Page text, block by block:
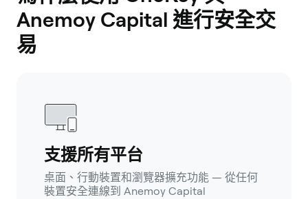
Anemoy Capital 進行安全交
易
支援所有平台
桌面、行動裝置和瀏覽器擴充功能 — 從任何
裝置安全連線到 Anemoy Capital